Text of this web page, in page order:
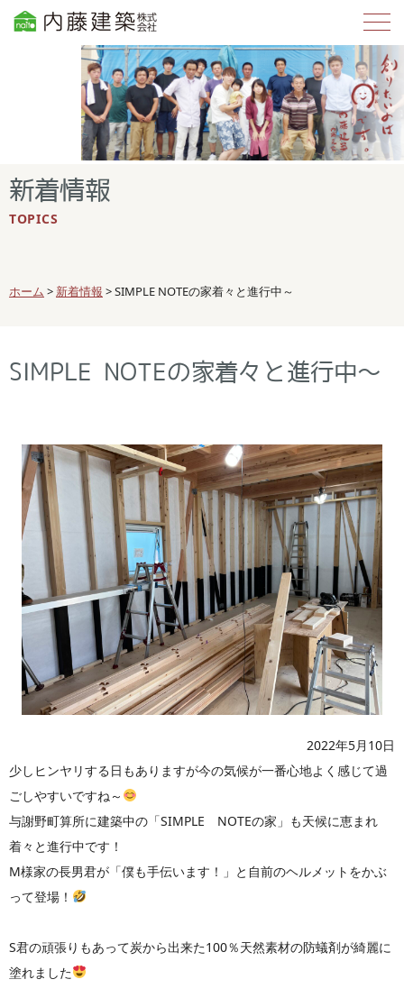
新着情報
TOPICS
ホーム > 新着情報 >SIMPLE NOTEの家着々と進行中～
SIMPLE NOTEの家着々と進行中～
2022年5月10日
少しヒンヤリする日もありますが今の気候が一番心地よく感じて過
ごしやすいですね～
与謝野町算所に建築中の「SIMPLE NOTEの家」も天候に恵まれ
着々と進行中です！
M様家の長男君が「僕も手伝います！」と自前のヘルメットをかぶ
って登場！
S君の頑張りもあって炭から出来た100％天然素材の防蟻剤が綺麗に
塗れました